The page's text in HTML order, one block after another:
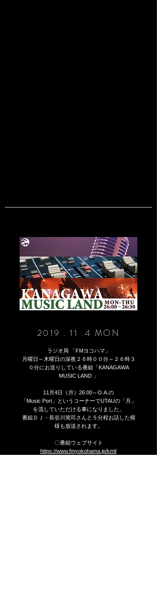
2019 . 11 .4 MON
ラジオ局 「FMヨコハマ」‪
月曜日～木曜日‬の深夜２６時００分～２６時３
０分にお送りしている番組「KANAGAWA
MUSIC LAND 」
1‪1月4日（月）26:00～O.A.の‬
「Music Port」というコーナーでUTAUの「月」
を流していただける事になりました。
番組ＤＪ・長谷川篤司さんと５分程お話した模
様も放送されます。
〇番組ウェブサイト
https://www.fmyokohama.jp/kml/